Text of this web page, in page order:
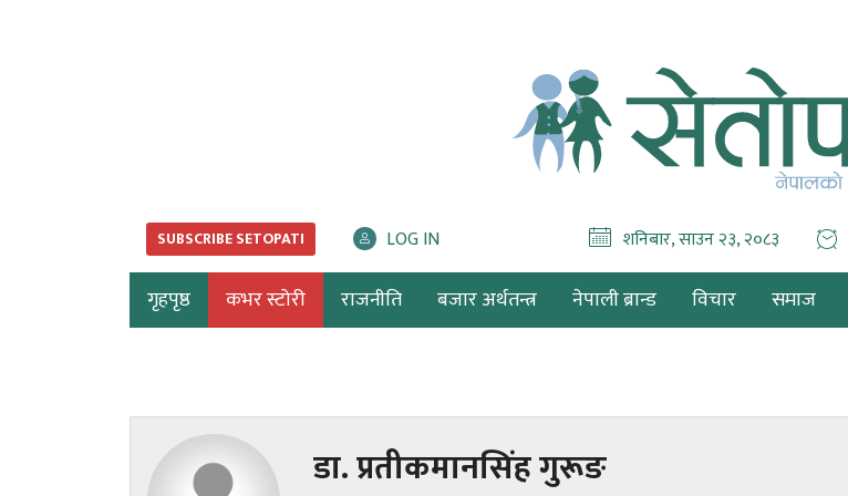
SUBSCRIBE SETOPATI LOG IN शनिबार, साउन २३, २०८३
गृहपृष्ठ कभर स्टोरी राजनीति बजार अर्थतन्त्र नेपाली ब्रान्ड विचार समाज
डा. प्रतीकमानसिंह गुरूङ